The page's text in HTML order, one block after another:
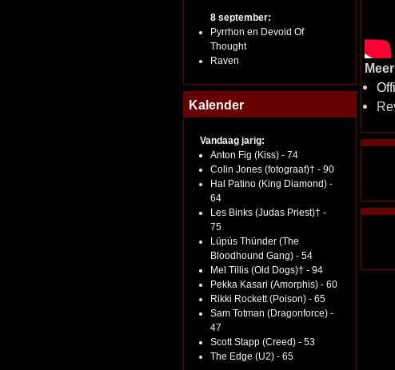
8 september:
Pyrrhon en Devoid Of
Thought
Raven
Kalender
Vandaag jarig:
Anton Fig (Kiss) - 74
Colin Jones (fotograaf)† - 90
Hal Patino (King Diamond) -
64
Les Binks (Judas Priest)† -
75
Lüpüs Thünder (The
Bloodhound Gang) - 54
Mel Tillis (Old Dogs)† - 94
Pekka Kasari (Amorphis) - 60
Rikki Rockett (Poison) - 65
Sam Totman (Dragonforce) -
47
Scott Stapp (Creed) - 53
The Edge (U2) - 65